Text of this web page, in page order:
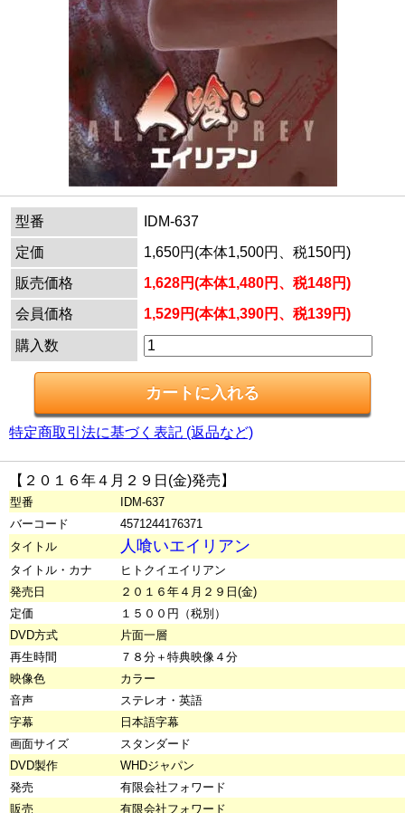
型番
IDM-637
定価
1,650円(本体1,500円、税150円)
販売価格
1,628円(本体1,480円、税148円)
会員価格
1,529円(本体1,390円、税139円)
購入数
特定商取引法に基づく表記 (返品など)
【２０１６年４月２９日(金)発売】
型番
IDM-637
バーコード
4571244176371
タイトル
人喰いエイリアン
タイトル・カナ
ヒトクイエイリアン
発売日
２０１６年４月２９日(金)
定価
１５００円（税別）
DVD方式
片面一層
再生時間
７８分＋特典映像４分
映像色
カラー
音声
ステレオ・英語
字幕
日本語字幕
画面サイズ
スタンダード
DVD製作
WHDジャパン
発売
有限会社フォワード
販売
有限会社フォワード